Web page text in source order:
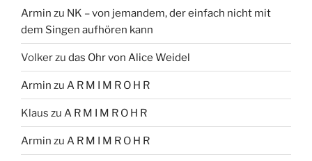
Armin zu NK – von jemandem, der einfach nicht mit
dem Singen aufhören kann
Volkerzu das Ohr von Alice Weidel
Armin zu A R M I M R O H R
Klaus zu A R M I M R O H R
Armin zu A R M I M R O H R